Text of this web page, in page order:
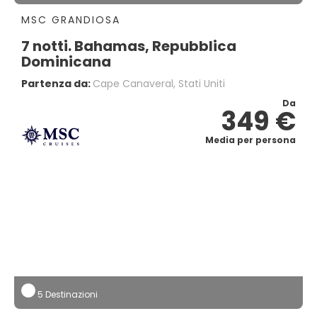
MSC GRANDIOSA
7 notti. Bahamas, Repubblica
Dominicana
Partenza da: Cape Canaveral, Stati Uniti
Da
349 €
Media per persona
5 Destinazioni